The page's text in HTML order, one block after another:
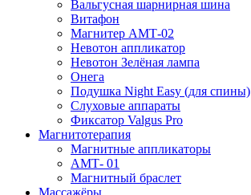
Вальгусная шарнирная шина
Витафон
Магнитер АМТ-02
Невотон аппликатор
Невотон Зелёная лампа
Онега
Подушка Night Easy (для спины)
Слуховые аппараты
Фиксатор Valgus Pro
Магнитотерапия
Магнитные аппликаторы
АМТ- 01
Магнитный браслет
Массажёры